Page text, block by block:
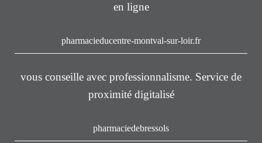
en ligne
pharmacieducentre-montval-sur-loir.fr
vous conseille avec professionnalisme. Service de
proximité digitalisé
pharmaciedebressols